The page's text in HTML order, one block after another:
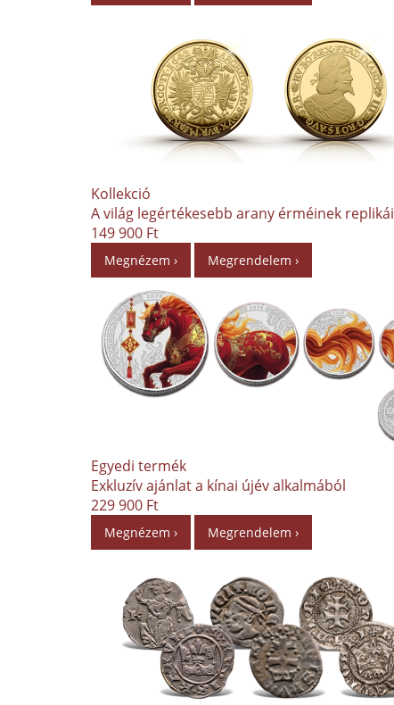
Kollekció
A világ legértékesebb arany érméinek replikái
149 900 Ft
Megnézem › Megrendelem ›
Egyedi termék
Exkluzív ajánlat a kínai újév alkalmából
229 900 Ft
Megnézem › Megrendelem ›